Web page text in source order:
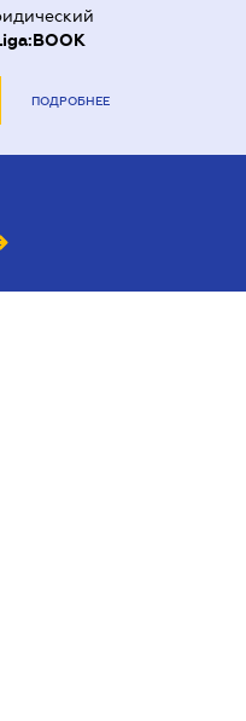
ПОДРОБНЕЕ